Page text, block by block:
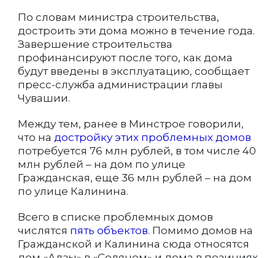
По словам министра строительства,
достроить эти дома можно в течение года.
Завершение строительства
профинансируют после того, как дома
будут введены в эксплуатацию, сообщает
пресс-служба администрации главы
Чувашии.
Между тем, ранее в Минстрое говорили,
что на достройку этих проблемных домов
потребуется 76 млн рублей, в том числе 40
млн рублей – на дом по улице
Гражданская, еще 36 млн рублей – на дом
по улице Калинина.
Всего в списке проблемных домов
числятся пять объектов. Помимо домов на
Гражданской и Калинина сюда относятся